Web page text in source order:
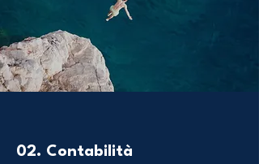
02. Contabilità